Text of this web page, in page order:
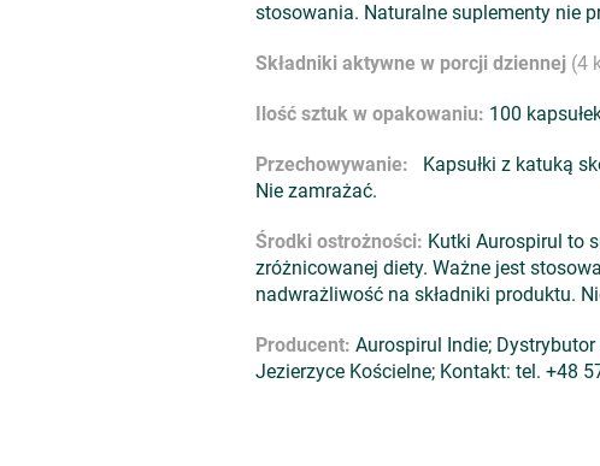
stosowania. Naturalne suplementy nie
Składniki aktywne w porcji dziennej (4
Ilość sztuk w opakowaniu: 100
Przechowywanie:
Kapsułki z katuką
Nie zamrażać.
Środki ostrożności: Kutki Aurospirul to
zróżnicowanej diety. Ważne jest
nadwrażliwość na składniki produktu.
Producent: Aurospirul Indie;
Jezierzyce Kościelne; Kontakt: tel. +48